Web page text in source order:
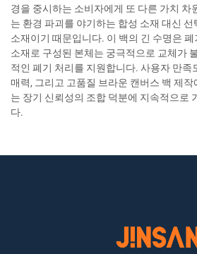
경을 중시하는 소비자에게 또 다른 가치 차
는 환경 파괴를 야기하는 합성 소재 대신
소재이기 때문입니다. 이 백의 긴 수명은
소재로 구성된 본체는 궁극적으로 교체가
적인 폐기 처리를 지원합니다. 사용자 만족
매력, 그리고 고품질 브라운 캔버스 백 제
는 장기 신뢰성의 조합 덕분에 지속적으로
다.